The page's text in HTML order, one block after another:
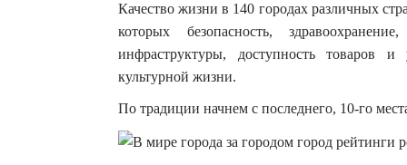
Качество жизни в 140 городах различных
которых безопасность,
инфраструктуры, доступность товаров
культурной жизни.
По традиции начнем с последнего, 10-го